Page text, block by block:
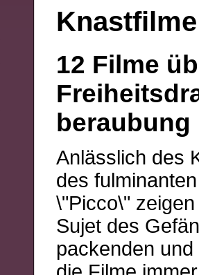
Knastfilme
12 Filme
beraubung
Anlässlich des
des
\"Picco\"
Sujet des
packenden